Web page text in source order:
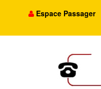
Espace Passager